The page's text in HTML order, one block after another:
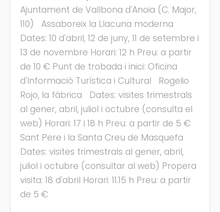
Ajuntament de Vallbona d'Anoia (C. Major,
110) Assaboreix la Llacuna moderna
Dates: 10 d'abril, 12 de juny, 11 de setembre i
13 de novembre Horari: 12 h Preu: a partir
de 10 € Punt de trobada i inici: Oficina
d'Informació Turística i Cultural Rogelio
Rojo, la fàbrica Dates: visites trimestrals
al gener, abril, juliol i octubre (consulta el
web) Horari: 17 i 18 h Preu: a partir de 5 €
Sant Pere i la Santa Creu de Masquefa
Dates: visites trimestrals al gener, abril,
juliol i octubre (consultar al web) Propera
visita: 18 d'abril Horari: 11.15 h Preu: a partir
de 5 €